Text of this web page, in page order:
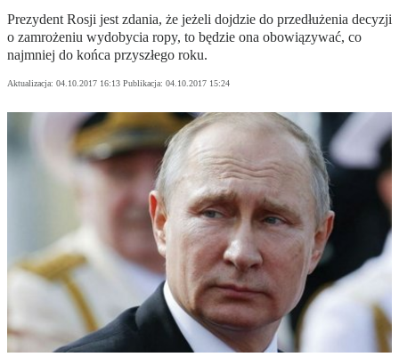
Prezydent Rosji jest zdania, że jeżeli dojdzie do przedłużenia decyzji
o zamrożeniu wydobycia ropy, to będzie ona obowiązywać, co
najmniej do końca przyszłego roku.
Aktualizacja: 04.10.2017 16:13 Publikacja: 04.10.2017 15:24